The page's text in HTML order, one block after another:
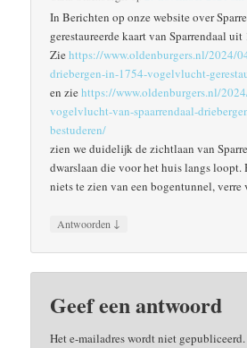
In Berichten op onze website over
gerestaureerde kaart van Sparrendaal
Ziehttps://www.oldenburgers.nl/2024/
driebergen-in-1754-vogelvlucht-
en ziehttps://www.oldenburgers.nl/
vogelvlucht-van-spaarrendaal-
bestuderen/
zien we duidelijk de zichtlaan van
dwarslaan die voor het huis langs loopt.
niets te zien van een bogentunnel, verre
Antwoorden ↓
Geef een antwoord
Het e-mailadres wordt niet gepubliceerd.